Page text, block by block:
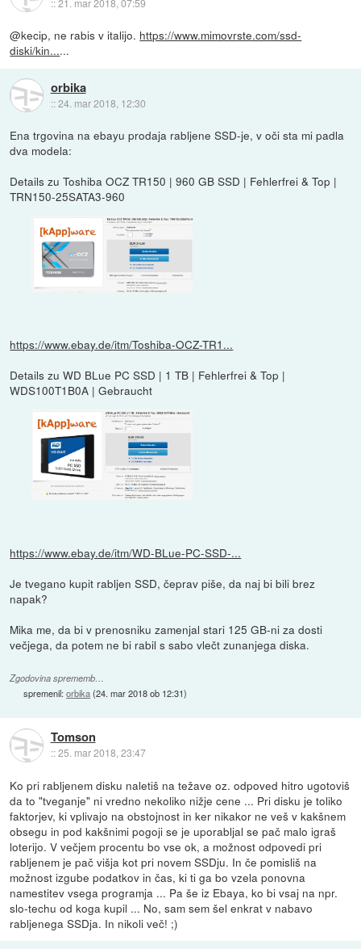
@kecip, ne rabis v italijo. https://www.mimovrste.com/ssd-
diski/kin......
orbika
::24. mar 2018, 12:30
Ena trgovina na ebayu prodaja rabljene SSD-je, v oči sta mi padla
dva modela:
Details zu Toshiba OCZ TR150 | 960 GB SSD | Fehlerfrei & Top |
TRN150-25SATA3-960
https://www.ebay.de/itm/Toshiba-OCZ-TR1...
Details zu WD BLue PC SSD | 1 TB | Fehlerfrei & Top |
WDS100T1B0A | Gebraucht
https://www.ebay.de/itm/WD-BLue-PC-SSD-...
Je tvegano kupit rabljen SSD, čeprav piše, da naj bi bili brez
napak?
Mika me, da bi v prenosniku zamenjal stari 125 GB-ni za dosti
večjega, da potem ne bi rabil s sabo vlečt zunanjega diska.
Zgodovina sprememb…
spremenil:orbika(24. mar 2018 ob 12:31)
Tomson
::25. mar 2018, 23:47
Ko pri rabljenem disku naletiš na težave oz. odpoved hitro ugotoviš
da to "tveganje" ni vredno nekoliko nižje cene ... Pri disku je toliko
faktorjev, ki vplivajo na obstojnost in ker nikakor ne veš v kakšnem
obsegu in pod kakšnimi pogoji se je uporabljal se pač malo igraš
loterijo. V večjem procentu bo vse ok, a možnost odpovedi pri
rabljenem je pač višja kot pri novem SSDju. In če pomisliš na
možnost izgube podatkov in čas, ki ti ga bo vzela ponovna
namestitev vsega programja ... Pa še iz Ebaya, ko bi vsaj na npr.
slo-techu od koga kupil ... No, sam sem šel enkrat v nabavo
rabljenega SSDja. In nikoli več! ;)